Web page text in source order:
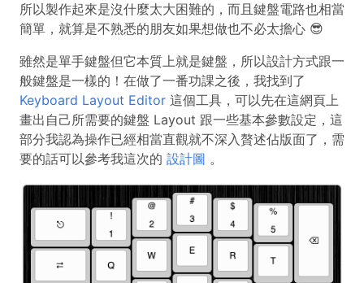
所以製作起來是沒什麼太大困難的，而且鍵盤電路也相當
簡單，就算是不熟悉的朋友如果想做也不必太擔心 😎
雖然是單手鍵盤但它本質上就是鍵盤，所以設計方式跟一
般鍵盤是一樣的！在做了一番功課之後，我找到了
Keyboard Layout Editor 這個工具，可以先在這網頁上
畫出自己所需要的鍵盤 Layout 跟一些基本參數設定，這
部分我認為操作已經相當直觀就不深入贅述佔版面了，需
要的話可以參考我這次的 設計圖 。